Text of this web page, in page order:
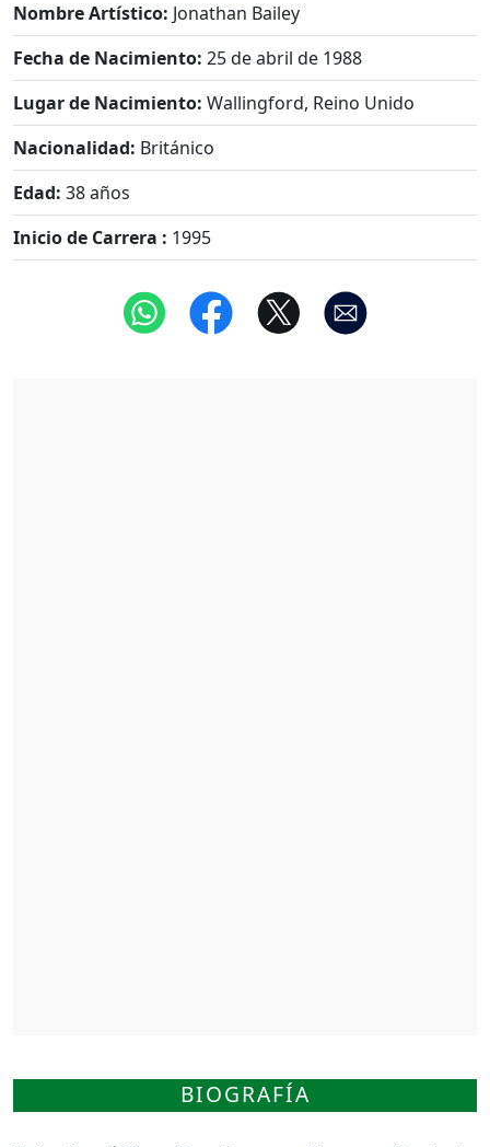
Nombre Artístico: Jonathan Bailey
Fecha de Nacimiento: 25 de abril de 1988
Lugar de Nacimiento: Wallingford, Reino Unido
Nacionalidad: Británico
Edad: 38 años
Inicio de Carrera : 1995
BIOGRAFÍA